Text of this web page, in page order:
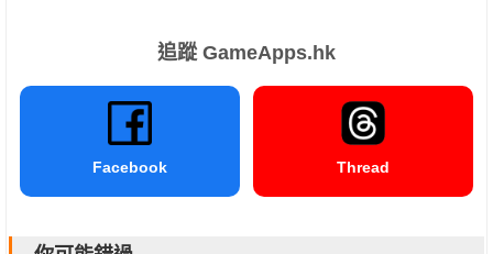
追蹤 GameApps.hk
Facebook Thread